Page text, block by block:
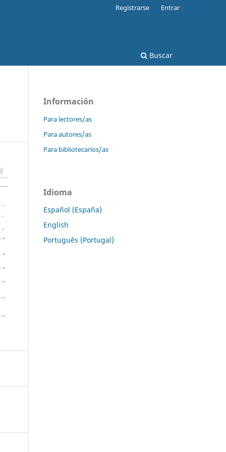
Buscar
Registrarse Entrar
Información
Para lectores/as
Para autores/as
Para bibliotecarios/as
Idioma
Español (España)
English
Português (Portugal)